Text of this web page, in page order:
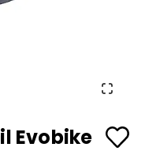
Evobike